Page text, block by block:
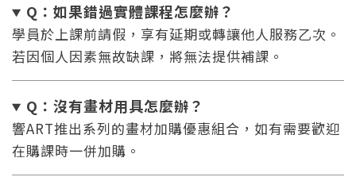
Q：如果錯過實體課程怎麼辦？
學員於上課前請假，享有延期或轉讓他人服務乙次。
若因個人因素無故缺課，將無法提供補課。
Q：沒有畫材用具怎麼辦？
響ART推出系列的畫材加購優惠組合，如有需要歡迎
在購課時一併加購。